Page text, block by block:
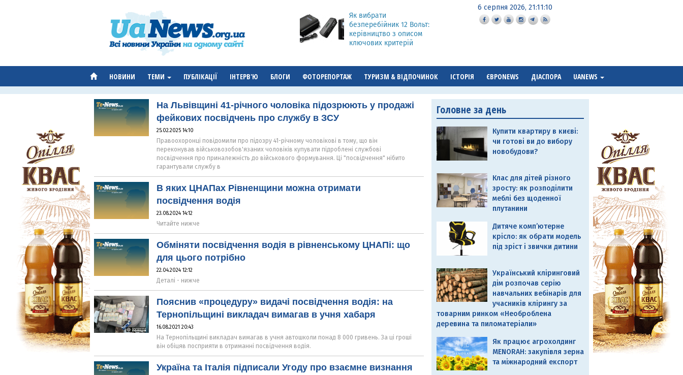
Як вибрати
безперебійник 12 Вольт:
керівництво з описом
ключових критерій
6 серпня 2026, 21:11:11
НОВИНИ ТЕМИ ПУБЛІКАЦІЇ ІНТЕРВ'Ю БЛОГИ ФОТОРЕПОРТАЖ ТУРИЗМ & ВІДПОЧИНОК ІСТОРІЯ ЄВРОNEWS ДІАСПОРА UANEWS
На Львівщині 41-річного чоловіка підозрюють у продажі
фейкових посвідчень про службу в ЗСУ
25.02.2025 14:10
Правоохоронці повідомили про підозру 41-річному чоловікові в тому, що він
переконував військовозобов'язаних чоловіків купувати підроблені службові
посвідчення про приналежність до військового формування. Ці "посвідчення" нібито
гарантували службу в
В яких ЦНАПах Рівненщини можна отримати
посвідчення водія
23.08.2024 14:12
Читайте нижче
Обміняти посвідчення водія в рівненському ЦНАПі: що
для цього потрібно
22.04.2024 12:12
Деталі - нижче
Пояснив «процедуру» видачі посвідчення водія: на
Тернопільщині викладач вимагав в учня хабаря
16.08.2021 20:43
На Тернопільщині викладач вимагав в учня автошколи понад 8 000 гривень. За ці гроші
він обіцяв посприяти в отриманні посвідчення водія.
Україна та Італія підписали Угоду про взаємне визнання
Головне за день
Купити квартиру в києві:
чи готові ви до вибору
новобудови?
Клас для дітей різного
зросту: як розподілити
меблі без щоденної
плутанини
Дитяче комп’ютерне
крісло: як обрати модель
під зріст і звички дитини
Український кліринговий
дім розпочав серію
навчальних вебінарів для
учасників клірингу за
товарним ринком «Необроблена
деревина та пиломатеріали»
Як працює агрохолдинг
MENORAH: закупівля зерна
та міжнародний експорт